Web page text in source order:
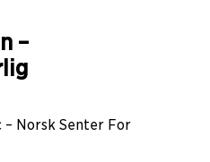
–
– Norsk Senter For